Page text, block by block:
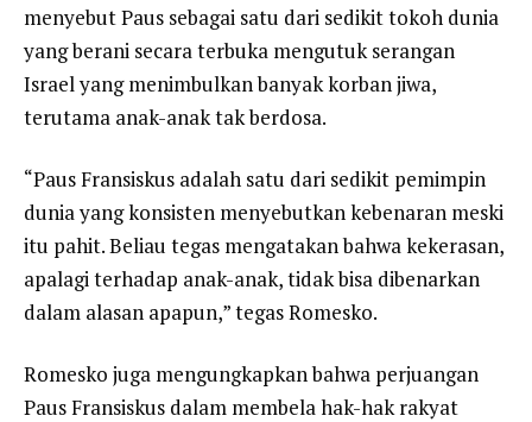
menyebut Paus sebagai satu dari sedikit tokoh dunia
yang berani secara terbuka mengutuk serangan
Israel yang menimbulkan banyak korban jiwa,
terutama anak-anak tak berdosa.
“Paus Fransiskus adalah satu dari sedikit pemimpin
dunia yang konsisten menyebutkan kebenaran meski
itu pahit. Beliau tegas mengatakan bahwa kekerasan,
apalagi terhadap anak-anak, tidak bisa dibenarkan
dalam alasan apapun,” tegas Romesko.
Romesko juga mengungkapkan bahwa perjuangan
Paus Fransiskus dalam membela hak-hak rakyat